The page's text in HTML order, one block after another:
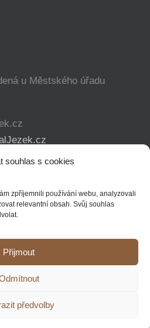
souhlas s cookies
zpříjemnili používání webu, analyzovali
relevantní obsah. Svůj souhlas
Přijmout
předvolby
u Městského úřadu
FacebookInstagram